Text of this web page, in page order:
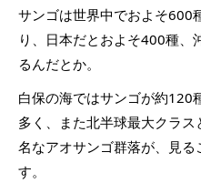
サンゴは世界中でおよそ600
り、日本だとおよそ400種、
るんだとか。
白保の海ではサンゴが約120
多く、また北半球最大クラ
名なアオサンゴ群落が、見
す。